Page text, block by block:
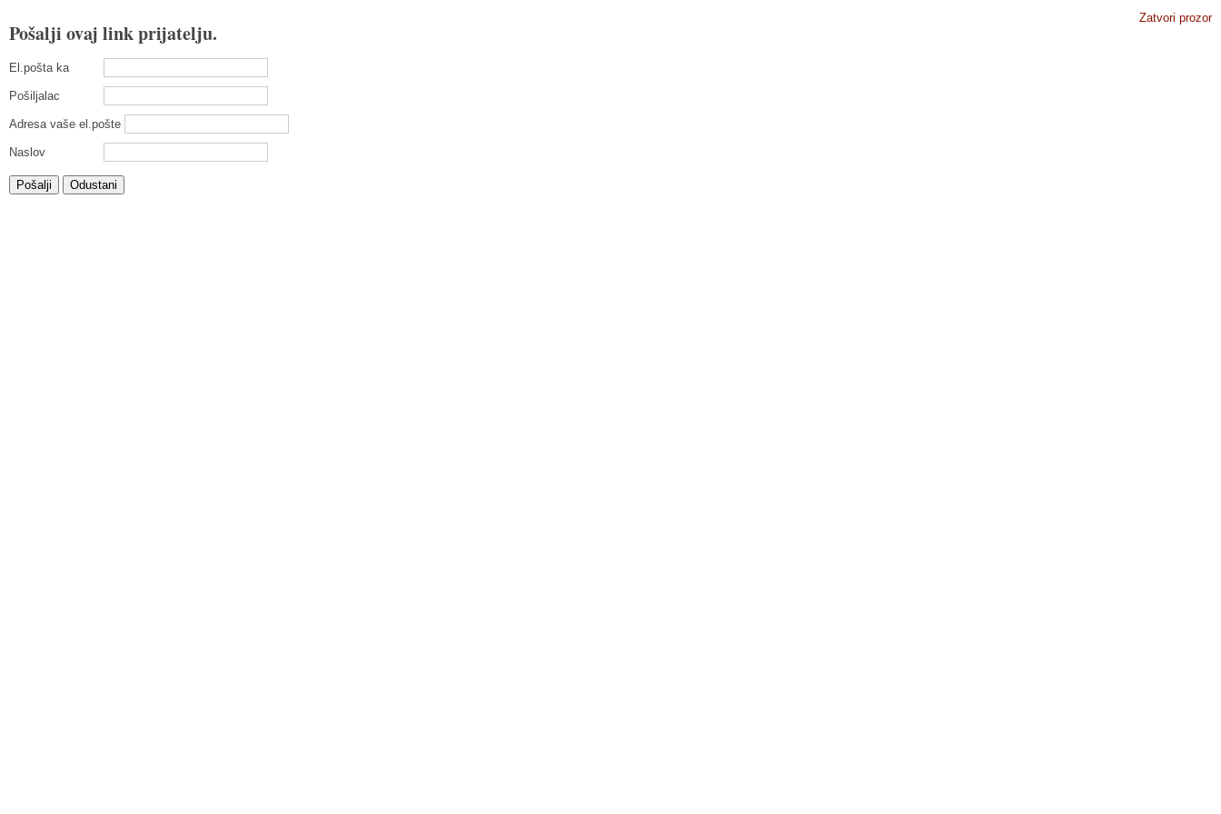
Pošalji ovaj link prijatelju.
Zatvori prozor
El.pošta ka
Pošiljalac
Adresa vaše el.pošte
Naslov
Pošalji Odustani